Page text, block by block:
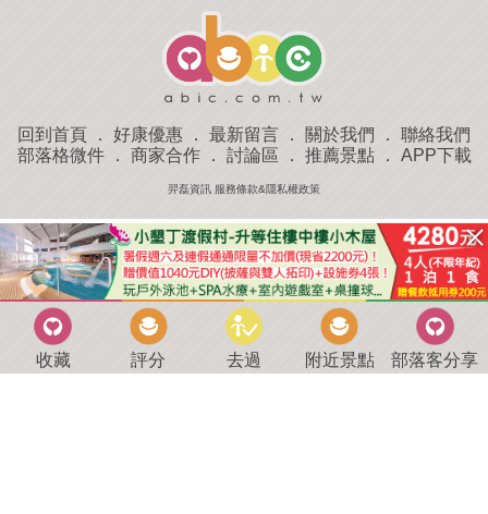
回到首頁 ． 好康優惠 ． 最新留言 ． 關於我們 ． 聯絡我們
部落格微件． 商家合作． 討論區 ． 推薦景點． APP下載
羿磊資訊 服務條款&隱私權政策
收藏 評分 去過 附近景點 部落客分享